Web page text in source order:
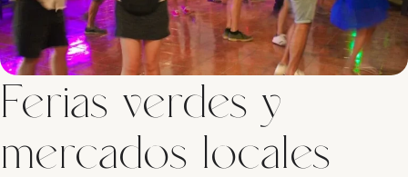
Ferias verdes y
mercados locales